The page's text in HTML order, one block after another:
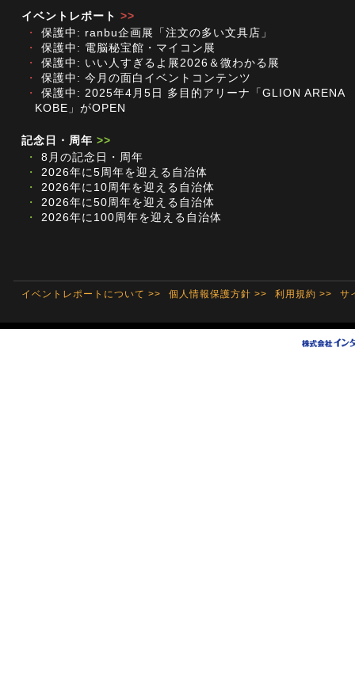
イベントレポート >>
・
保護中: ranbu企画展「注文の多い文具店」
・
保護中: 電脳秘宝館・マイコン展
・
保護中: いい人すぎるよ展2026＆微わかる展
・
保護中: 今月の面白イベントコンテンツ
・
保護中: 2025年4月5日 多目的アリーナ「GLION ARENA
KOBE」がOPEN
記念日・周年 >>
・
8月の記念日・周年
・
2026年に5周年を迎える自治体
・
2026年に10周年を迎える自治体
・
2026年に50周年を迎える自治体
・
2026年に100周年を迎える自治体
イベントレポートについて >> 個人情報保護方針 >> 利用規約 >> サ